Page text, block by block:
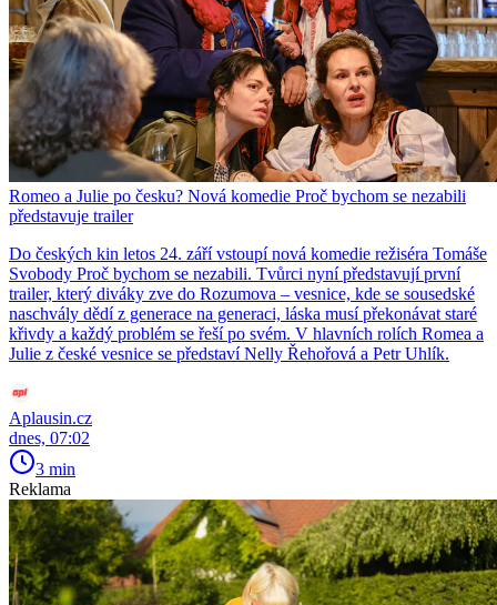
Romeo a Julie po česku? Nová komedie Proč bychom se nezabili
představuje trailer
Do českých kin letos 24. září vstoupí nová komedie režiséra Tomáše
Svobody Proč bychom se nezabili. Tvůrci nyní představují první
trailer, který diváky zve do Rozumova – vesnice, kde se sousedské
naschvály dědí z generace na generaci, láska musí překonávat staré
křivdy a každý problém se řeší po svém. V hlavních rolích Romea a
Julie z české vesnice se představí Nelly Řehořová a Petr Uhlík.
Aplausin.cz
dnes, 07:02
3 min
Reklama